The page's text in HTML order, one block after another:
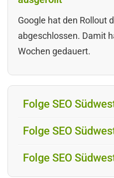
Google hat den Rollout
abgeschlossen. Damit
Wochen gedauert.
Folge SEO
Folge SEO
Folge SEO